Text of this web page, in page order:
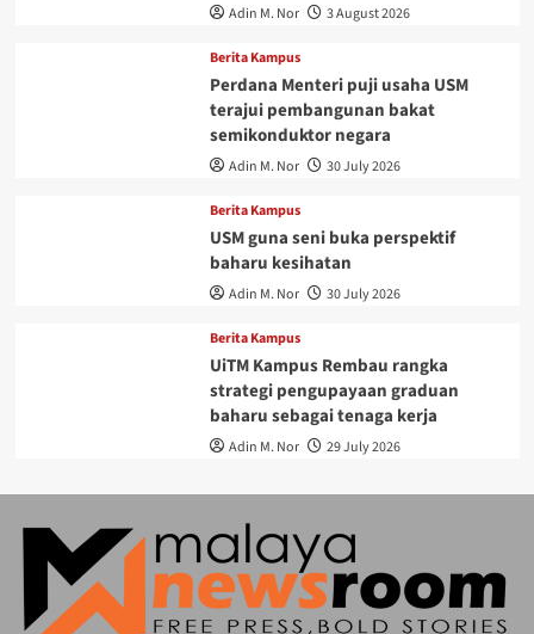
Adin M. Nor 3 August 2026
Berita Kampus
Perdana Menteri puji usaha USM
terajui pembangunan bakat
semikonduktor negara
Adin M. Nor 30 July 2026
Berita Kampus
USM guna seni buka perspektif
baharu kesihatan
Adin M. Nor 30 July 2026
Berita Kampus
UiTM Kampus Rembau rangka
strategi pengupayaan graduan
baharu sebagai tenaga kerja
Adin M. Nor 29 July 2026